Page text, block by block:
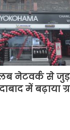
नेटवर्क से
में बढ़ाया